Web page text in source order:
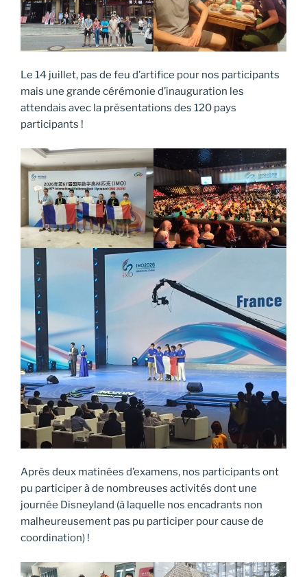
Le 14 juillet, pas de feu d’artifice pour nos participants
mais une grande cérémonie d’inauguration les
attendais avec la présentations des 120 pays
participants !
Après deux matinées d’examens, nos participants ont
pu participer à de nombreuses activités dont une
journée Disneyland (à laquelle nos encadrants non
malheureusement pas pu participer pour cause de
coordination) !